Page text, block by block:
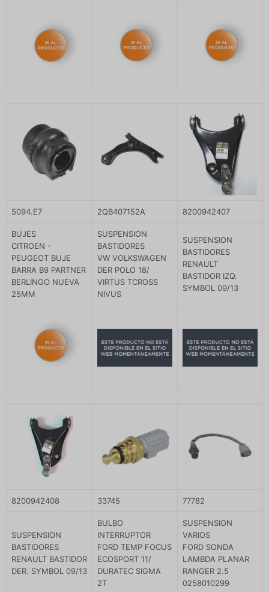
5094.E7 2QB407152A 8200942407
BUJES
CITROEN -
PEUGEOT BUJE
BARRA B9 PARTNER
BERLINGO NUEVA
25MM
SUSPENSION
BASTIDORES
VW VOLKSWAGEN
DER POLO 18/
VIRTUS TCROSS
NIVUS
SUSPENSION
BASTIDORES
RENAULT
BASTIDOR IZQ.
SYMBOL 09/13
8200942408 33745 77782
SUSPENSION
BASTIDORES
RENAULT BASTIDOR
DER. SYMBOL 09/13
BULBO
INTERRUPTOR
FORD TEMP FOCUS
ECOSPORT 11/
DURATEC SIGMA
2T
SUSPENSION
VARIOS
FORD SONDA
LAMBDA PLANAR
RANGER 2.5
0258010299